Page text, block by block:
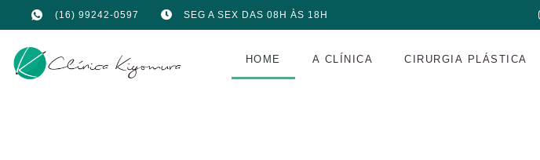
(16) 99242-0597 SEG A SEX DAS 08H ÀS 18H
HOME A CLÍNICA CIRURGIA PLÁSTICA